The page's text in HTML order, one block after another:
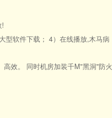
!
型软件下载； 4）在线播放,木马病
效。 同时机房加装千M"黑洞"防火